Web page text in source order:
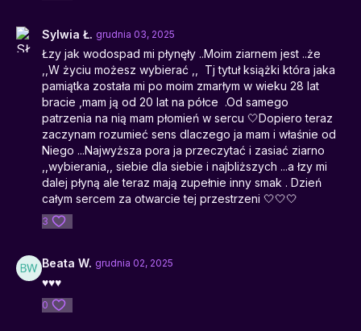
Sylwia Ł. grudnia 03, 2025
Łzy jak wodospad mi płynęły ..Moim ziarnem jest ..że
,,W życiu możesz wybierać ,, Tj tytuł książki która jaka
pamiątka została mi po moim zmarłym w wieku 28 lat
bracie ,mam ją od 20 lat na półce .Od samego
patrzenia na nią mam płomień w sercu 🤍Dopiero teraz
zaczynam rozumieć sens dlaczego ja mam i właśnie od
Niego ...Najwyższa pora ja przeczytać i zasiać ziarno
,,wybierania,, siebie dla siebie i najbliższych ...a łzy mi
dalej płyną ale teraz mają zupełnie inny smak . Dzień
całym sercem za otwarcie tej przestrzeni 🤍🤍🤍
3
Beata W. grudnia 02, 2025
♥️♥️♥️
0